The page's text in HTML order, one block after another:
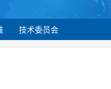
技术委员会